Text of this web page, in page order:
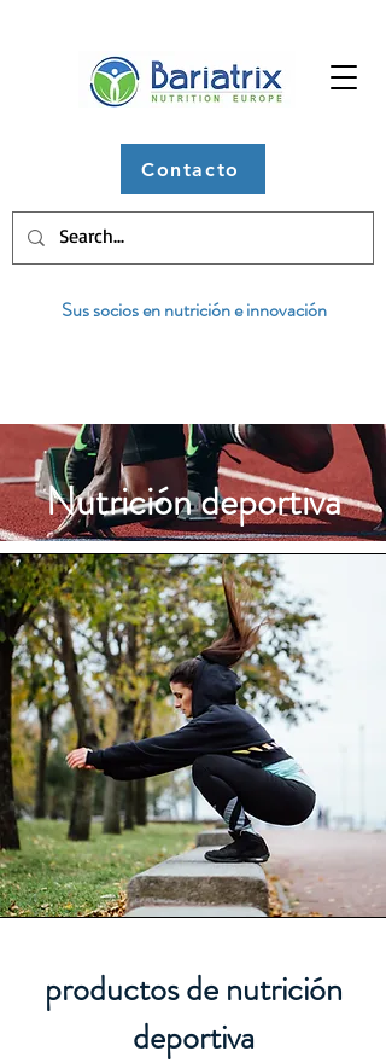
Contacto
Sus socios en nutrición e innovación
Nutrición deportiva
productos de nutrición
deportiva